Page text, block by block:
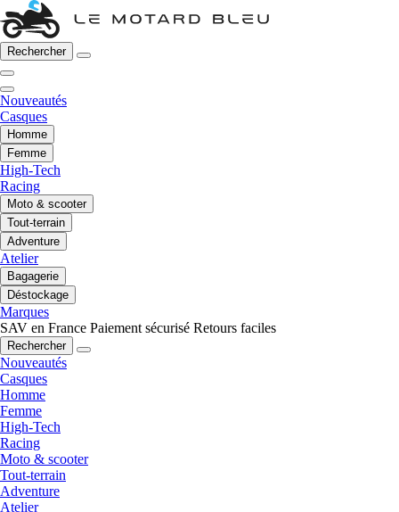
Rechercher
Nouveautés
Casques
Homme
Femme
High-Tech
Racing
Moto & scooter
Tout-terrain
Adventure
Atelier
Bagagerie
Déstockage
Marques
SAV en France Paiement sécurisé Retours faciles
Rechercher
Nouveautés
Casques
Homme
Femme
High-Tech
Racing
Moto & scooter
Tout-terrain
Adventure
Atelier